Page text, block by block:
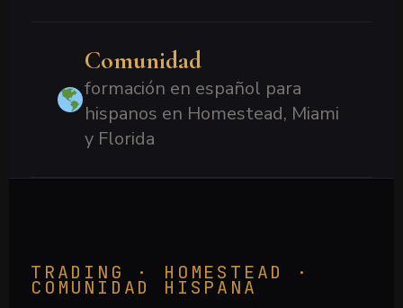
Comunidad
formación en español para
hispanos en Homestead, Miami
y Florida
TRADING · HOMESTEAD ·
COMUNIDAD HISPANA